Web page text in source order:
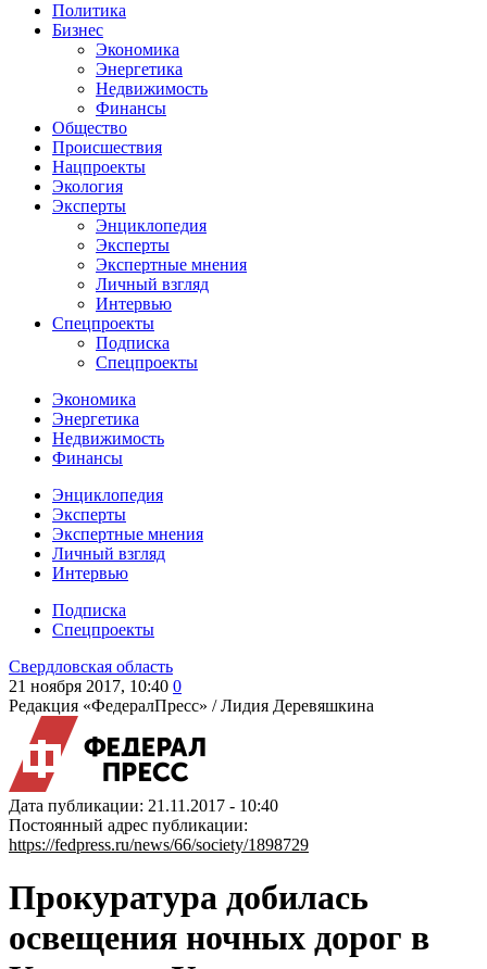
Политика
Бизнес
Экономика
Энергетика
Недвижимость
Финансы
Общество
Происшествия
Нацпроекты
Экология
Эксперты
Энциклопедия
Эксперты
Экспертные мнения
Личный взгляд
Интервью
Спецпроекты
Подписка
Спецпроекты
Экономика
Энергетика
Недвижимость
Финансы
Энциклопедия
Эксперты
Экспертные мнения
Личный взгляд
Интервью
Подписка
Спецпроекты
Свердловская область
21 ноября 2017, 10:40 0
Редакция «ФедералПресс» /Лидия Деревяшкина
Дата публикации: 21.11.2017 - 10:40
Постоянный адрес публикации:
https://fedpress.ru/news/66/society/1898729
Прокуратура добилась
освещения ночных дорог в